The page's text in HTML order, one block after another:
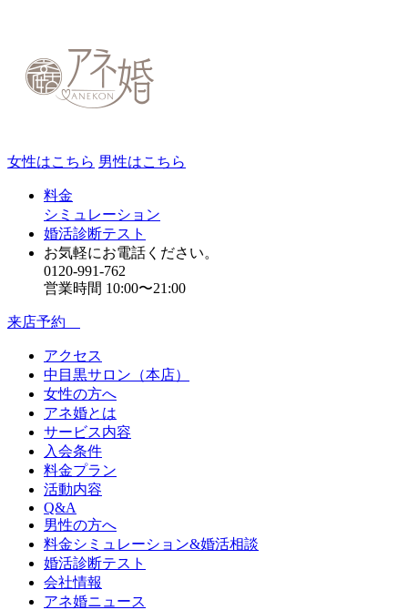
女性はこちら 男性はこちら
料金
シミュレーション
婚活診断テスト
お気軽にお電話ください。
0120-991-762
営業時間 10:00〜21:00
来店予約
アクセス
中目黒サロン（本店）
女性の方へ
アネ婚とは
サービス内容
入会条件
料金プラン
活動内容
Q&A
男性の方へ
料金シミュレーション&婚活相談
婚活診断テスト
会社情報
アネ婚ニュース